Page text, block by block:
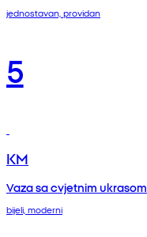
jednostavan, providan
5
KM
Vaza sa cvjetnim ukrasom
bijeli, moderni